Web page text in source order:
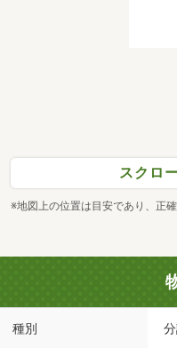
スクロ
※地図上の位置は目安であり、正
種別